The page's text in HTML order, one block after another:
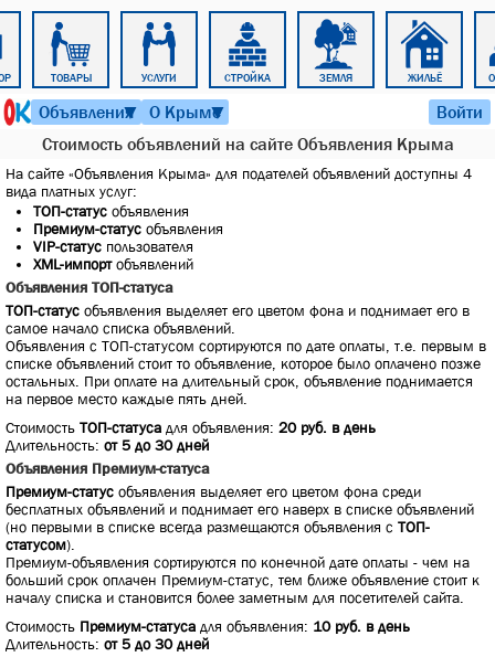
ТОВАРЫ УСЛУГИ СТРОЙКА ЗЕМЛЯ ЖИЛЬЁ
Объявления
▼ О Крыме
▼ Войти
Стоимость объявлений на сайте Объявления Крыма
На сайте «Объявления Крыма» для подателей объявлений доступны 4
вида платных услуг:
ТОП-статус объявления
Премиум-статус объявления
VIP-статус пользователя
XML-импортобъявлений
Объявления ТОП-статуса
ТОП-статус объявления выделяет его цветом фона и поднимает его в
самое начало списка объявлений.
Объявления с ТОП-статусом сортируются по дате оплаты, т.е. первым в
списке объявлений стоит то объявление, которое было оплачено позже
остальных. При оплате на длительный срок, объявление поднимается
на первое место каждые пять дней.
Стоимость ТОП-статуса для объявления: 20 руб. в день
Длительность: от 5 до 30 дней
Объявления Премиум-статуса
Премиум-статус объявления выделяет его цветом фона среди
бесплатных объявлений и поднимает его наверх в списке объявлений
(но первыми в списке всегда размещаются объявления с ТОП-
статусом).
Премиум-объявления сортируются по конечной дате оплаты - чем на
больший срок оплачен Премиум-статус, тем ближе объявление стоит к
началу списка и становится более заметным для посетителей сайта.
Стоимость Премиум-статуса для объявления: 10 руб. в день
Длительность: от 5 до 30 дней